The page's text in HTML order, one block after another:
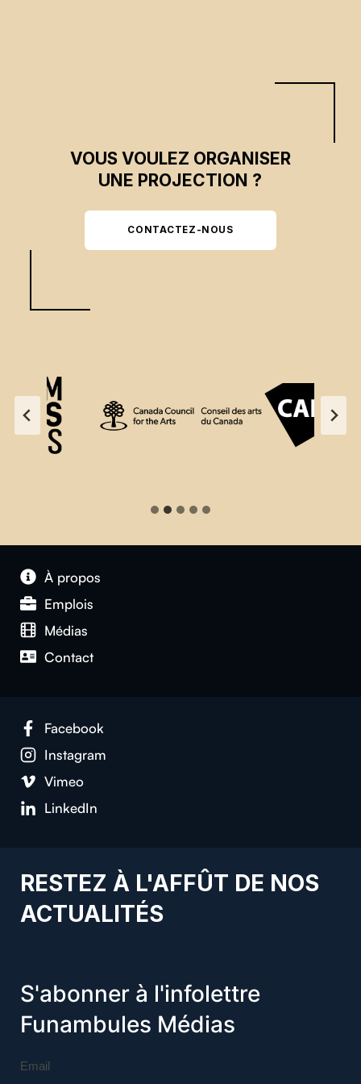
VOUS VOULEZ ORGANISER
UNE PROJECTION ?
CONTACTEZ-NOUS
À propos
Emplois
Médias
Contact
Facebook
Instagram
Vimeo
LinkedIn
RESTEZ À L'AFFÛT DE NOS
ACTUALITÉS
S'abonner à l'infolettre
Funambules Médias
Email